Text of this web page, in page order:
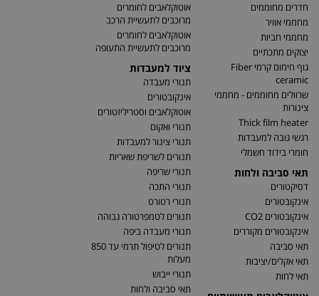
חדרים מחוממים
מחממי אוויר
מחממי חביות
יצוקים מתכתיים
גוף חימום קרמי Fiber
ceramic
שרוולים מחוממים - מחממי
צינורות
Thick film heater
רגשי גובה למעבדות
חומרי בידוד חשמלי
תאי סביבה ולחות
דסיקטורים
אינקובטורים
אינקובטורים CO2
אינקובטורים מקוררים
תאי סביבה
תאי אקלים/יציבות
תאי לחות
אוטוקלאבים לחומרים
מרוכבים לתעשיית הרכב
אוטוקלאבים לחומרים
מרוכבים לתעשיית התעופה
ציוד למעבדות
תנורי מעבדה
אינקובטורים
אוטוקלאבים וסטריליזטורים
תנורי ואקום
תנורי צינור למעבדות
תנורים לשריפת שאריות
תנורי שריפה
תנורי התכה
תנורי רטורט
תנורים לטמפרטורה גבוהה
תנורי מעבדה ביפה
תנורים לטיפול תרמי עד 850
מעלות
תנורי ייבוש
תאי סביבה ולחות